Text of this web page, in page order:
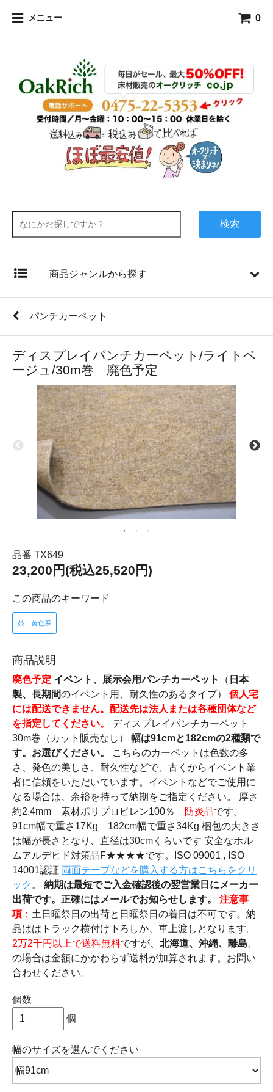
メニュー 0
検索
商品ジャンルから探す
パンチカーペット
ディスプレイパンチカーペット/ライトベ
ージュ/30m巻 廃色予定
品番 TX649
23,200円(税込25,520円)
この商品のキーワード
茶、黄色系
商品説明
廃色予定 イベント、展示会用パンチカーペット （ 日本
製、長期間のイベント用、耐久性のあるタイプ） 個人宅
には配送できません。配送先は法人または各種団体など
を指定してください。
ディスプレイパンチカーペット
30m巻（カット販売なし） 幅は91cmと182cmの2種類で
す。お選びください。
こちらのカーペットは色数の多
さ、発色の美しさ、耐久性などで、古くからイベント業
者に信頼をいただいています。イベントなどでご使用に
なる場合は、余裕を持って納期をご指定ください。 厚さ
約2.4mm 素材ポリプロピレン100％
防炎品です。
91cm幅で重さ17Kg 182cm幅で重さ34Kg 梱包の大きさ
は幅が長さとなり、直径は30cmくらいです 安全なホル
ムアルデヒド対策品F★★★★です。ISO 09001 , ISO
14001認証 両面テープなどを購入する方はこちらをクリ
ック 。 納期は最短でご入金確認後の翌営業日にメーカー
出荷です。正確にはメールでお知らせします。
注意事
項 ： 土日曜祭日の出荷と日曜祭日の着日は不可です。納
品ははトラック横付け下ろしか、車上渡しとなります。
2万2千円以上で送料無料ですが、 北海道、沖縄、離島
の場合は金額にかかわらず送料が加算されます。お問い
合わせください。
個数
個
幅のサイズを選んでください